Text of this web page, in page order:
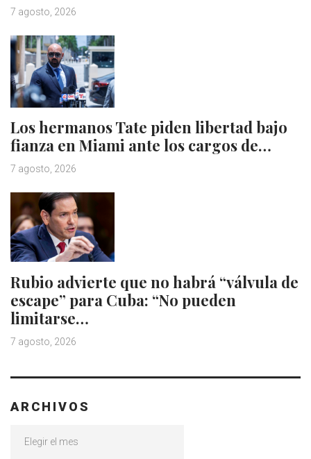
7 agosto, 2026
Los hermanos Tate piden libertad bajo
fianza en Miami ante los cargos de…
7 agosto, 2026
Rubio advierte que no habrá “válvula de
escape” para Cuba: “No pueden
limitarse…
7 agosto, 2026
ARCHIVOS